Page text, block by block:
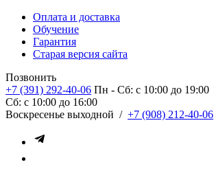
Оплата и доставка
Обучение
Гарантия
Старая версия сайта
Позвонить
+7 (391) 292-40-06 Пн - Сб: c 10:00 до 19:00
Сб: c 10:00 до 16:00
​Воскресенье выходной / +7 (908) 212-40-06